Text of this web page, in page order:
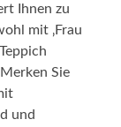
Ihnen zu
mit ‚Frau
Sie
und